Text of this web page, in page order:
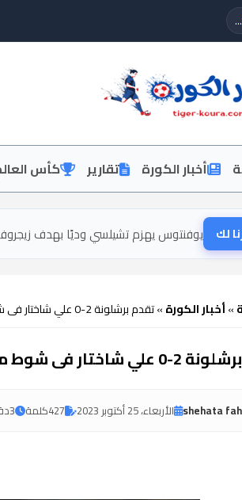
...
أخبار الكورة تقارير كأس
لك يوفنتوس يهزم تشيلسي وديًا بهدف
»أخبار الكورة»تقدم برشلونة 2-0 علي شاختار فى شوط من طرف واحد بدورى أبطال أوروبا
من طرف واحد بدورى أبطال أوروبا
shehata الأربعاء، 25 أكتوبر 2023 427كلمة 3